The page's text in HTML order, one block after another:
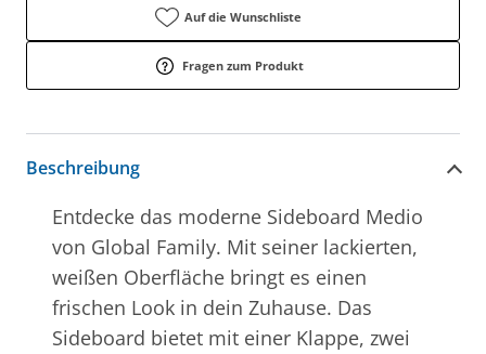
Auf die Wunschliste
Fragen zum Produkt
Beschreibung
Entdecke das moderne Sideboard Medio
von Global Family. Mit seiner lackierten,
weißen Oberfläche bringt es einen
frischen Look in dein Zuhause. Das
Sideboard bietet mit einer Klappe, zwei